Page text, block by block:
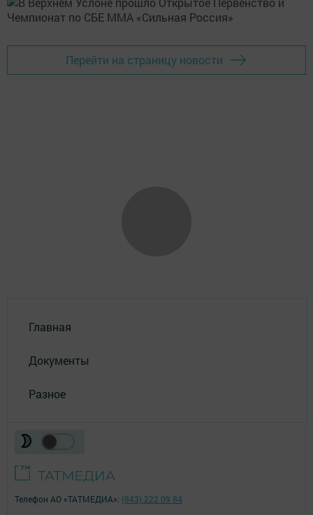
Перейти на страницу новости
Главная
Документы
Разное
Телефон АО «ТАТМЕДИА»: (843) 222 09 84